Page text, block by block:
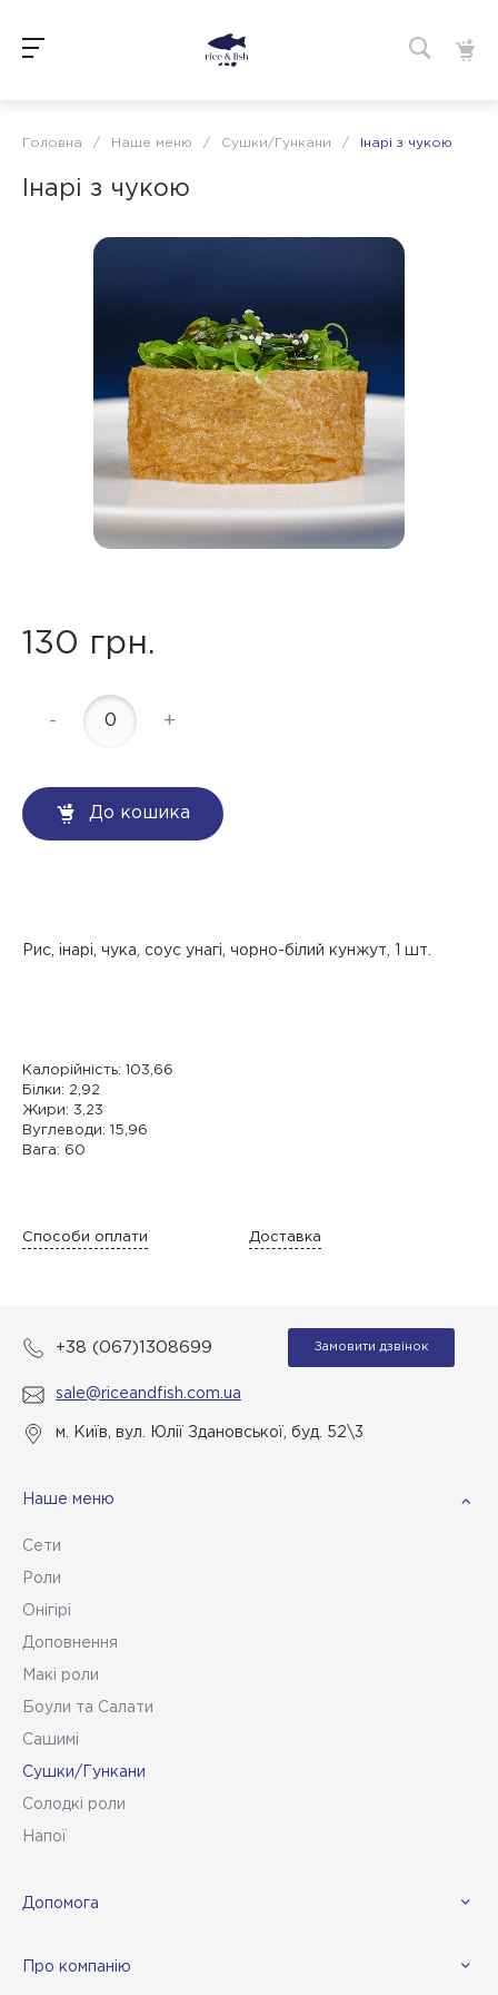
Головна / Наше меню / Сушки/Гункани / Інарі з чукою
Інарі з чукою
130 грн.
- +
До кошика
Рис, інарі, чука, соус унагі, чорно-білий кунжут, 1 шт.
Калорійність: 103,66
Білки: 2,92
Жири: 3,23
Вуглеводи: 15,96
Вага: 60
Способи оплати Доставка
+38 (067)1308699 Замовити дзвінок
sale@riceandfish.com.ua
м. Київ, вул. Юлії Здановської, буд. 52\3
Наше меню
Сети
Роли
Онігірі
Доповнення
Макі роли
Боули та Салати
Сашимі
Сушки/Гункани
Солодкі роли
Напої
Допомога
Про компанію